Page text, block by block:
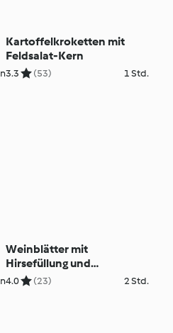
Kartoffelkroketten mit
Feldsalat-Kern
3.3 (53) 1 Std.
Weinblätter mit
Hirsefüllung und
Joghurtsauce
4.0 (23) 2 Std.